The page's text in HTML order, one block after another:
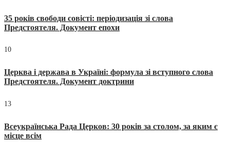
35 років свободи совісті: періодизація зі слова
Предстоятеля. Документ епохи
10
Церква і держава в Україні: формула зі вступного слова
Предстоятеля. Документ доктрини
13
Всеукраїнська Рада Церков: 30 років за столом, за яким є
місце всім